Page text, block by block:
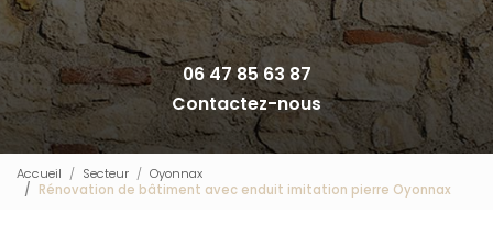
06 47 85 63 87
Contactez-nous
Accueil Secteur
Oyonnax
Rénovation de bâtiment avec enduit imitation pierre Oyonnax